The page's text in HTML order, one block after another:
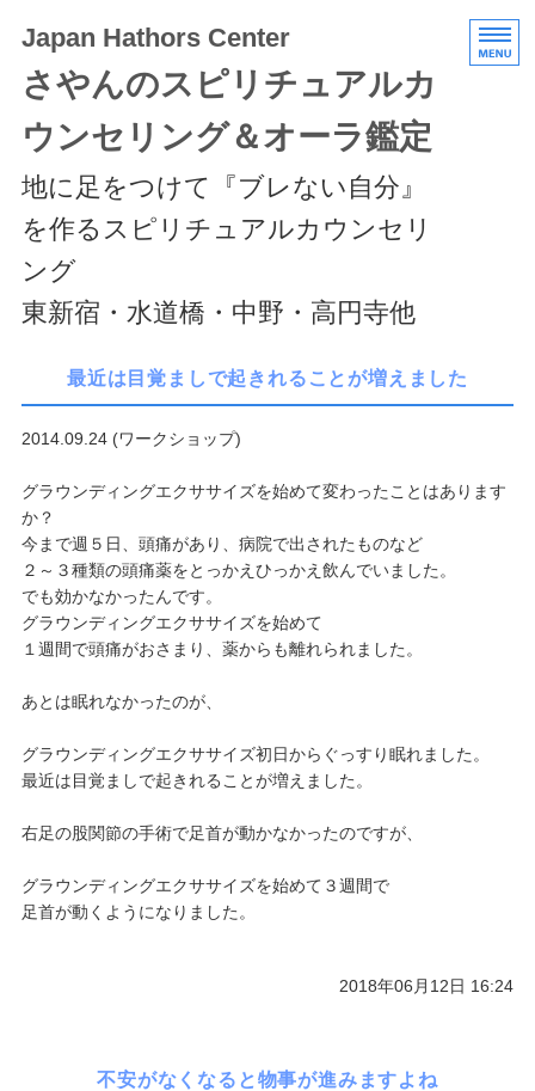
Japan Hathors Center
さやんのスピリチュアルカ
ウンセリング＆オーラ鑑定
地に足をつけて『ブレない自分』
を作るスピリチュアルカウンセリ
ング
東新宿・水道橋・中野・高円寺他
HOME
スケジュール/アクセス
ご予約/お問い合わせ
最近は目覚ましで起きれることが増えました
2014.09.24 (ワークショップ)
グラウンディングエクササイズを始めて変わったことはあります
か？
今まで週５日、頭痛があり、病院で出されたものなど
２～３種類の頭痛薬をとっかえひっかえ飲んでいました。
でも効かなかったんです。
グラウンディングエクササイズを始めて
１週間で頭痛がおさまり、薬からも離れられました。
あとは眠れなかったのが、
グラウンディングエクササイズ初日からぐっすり眠れました。
最近は目覚ましで起きれることが増えました。
右足の股関節の手術で足首が動かなかったのですが、
グラウンディングエクササイズを始めて３週間で
足首が動くようになりました。
2018年06月12日 16:24
不安がなくなると物事が進みますよね